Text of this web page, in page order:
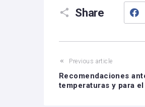
Share
Previous article
Recomendaciones
temperaturas y para